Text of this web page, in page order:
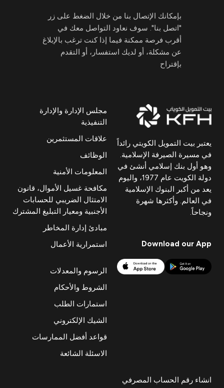
بإمكانك الإتصال بنا من خلال الضغط على زر
"اتصل بنا". سوف نعاود التواصل معك في
أقرب فرصة ممكنة فيما إذا كنت ترغب بالإبلاغ
عن مشكلة، أو لديك استفسار، أو التقدم
بإقتراح
يعتبر بيت التمويل الكويتي رائداً
في مسيرة الصيرفة الإسلامية.
وهو أول بنك إسلامي أنشئ في
دولة الكويت عام 1977، واليوم
يعد من أكبر البنوك الإسلامية
في العالم. وأكثرها شهرة
ونجاحاً.
Download our App
مجلس الإدارة والإدارة
التنفيذية
علاقات المستثمرين
الوظائف
المعلومات الأمنية
مكافحة غسيل الأموال، قانون
الامتثال الضريبي للحسابات
الأجنبية ومعيار التبليغ المشترك
مبادئ إدارة المخاطر
استمرارية الأعمال
الرسوم والمعدلات
الشروط والأحكام
استمارات الطلب
الشيك الإلكتروني
قواعد أفضل الممارسات
الاسئلة الشائعة
انشاء رقم الحساب المصرفي